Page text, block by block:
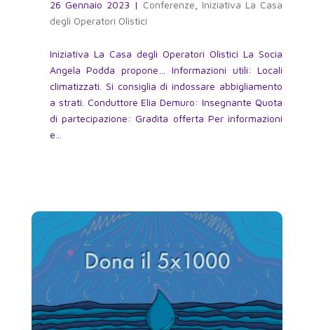
26 Gennaio 2023 | Conferenze
Iniziativa La Casa
degli Operatori Olistici
Iniziativa La Casa degli Operatori Olistici La Socia
Angela Podda propone… Informazioni utili: Locali
climatizzati. Si consiglia di indossare abbigliamento
a strati. Conduttore Elia Demuro: Insegnante Quota
di partecipazione: Gradita offerta Per informazioni
e...